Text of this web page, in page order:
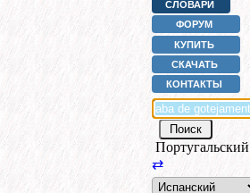
СЛОВАРИ
ФОРУМ
КУПИТЬ
СКАЧАТЬ
КОНТАКТЫ
Португальский
⇄